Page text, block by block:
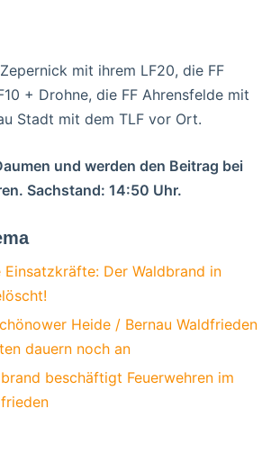
mit ihrem LF20, die FF
+ Drohne, die FF Ahrensfelde mit
Stadt mit dem TLF vor Ort.
und werden den Beitrag bei
Sachstand: 14:50 Uhr.
Einsatzkräfte: Der Waldbrand in
Heide / Bernau Waldfrieden
dauern noch an
beschäftigt Feuerwehren im